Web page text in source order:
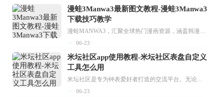
漫蛙3Manwa3最新图文教程-漫蛙3Manwa3
下载技巧教学
漫蛙MANWA3，汇聚全球热门漫画资源，涵盖韩漫、欧美漫画、国漫等多种类型，题材丰富多样，全方位满足用户阅读喜好。它不仅是阅读平台，更是创作平台，为广大用户打造零门槛创作环境。...
06-23
米坛社区app使用教程-米坛社区表盘自定义
工具怎么用
米坛社区是专为钟表爱好者打造的交流平台。无论你是初涉钟表领域的普通爱好者，还是拥有多年收藏经验的资深玩家，都能在此找到属于自己的天地。 无需注册，就能轻松参与其中。通过专业的讨论论坛与丰富的交互功能，你可与世界各地的钟表爱好者畅快交流。若你钟情于钟表，米坛社区无疑是值得一试的理想之选。在这里，你能获取最新的手表资讯，交流见解，提升鉴赏品味，让每一块手表都成为收藏故事中重要的一部分。感兴趣的朋友，不要错过下载机会。...
06-23